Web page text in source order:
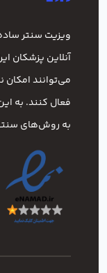
ویزیت سنتر
آنلاین پزشکان
می‌توانند امکان
فعال کنند. به
به روش‌های